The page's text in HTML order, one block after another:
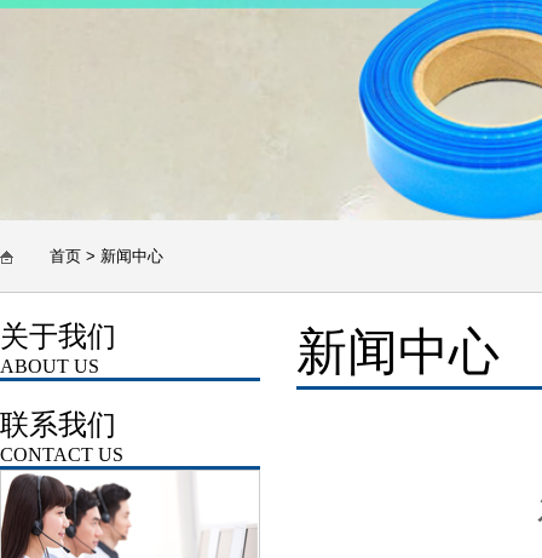
首页 > 新闻中心
关于我们
ABOUT US
联系我们
CONTACT US
新闻中心